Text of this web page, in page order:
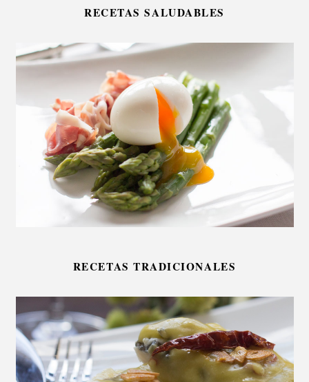
RECETAS SALUDABLES
RECETAS TRADICIONALES